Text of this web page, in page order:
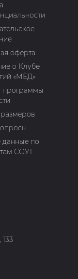
оферта
о Клубе
«МЁД»
программы
данные по
СОУТ